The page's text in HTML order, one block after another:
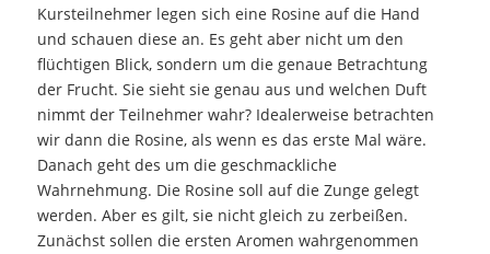
Kursteilnehmer legen sich eine Rosine auf die Hand
und schauen diese an. Es geht aber nicht um den
flüchtigen Blick, sondern um die genaue Betrachtung
der Frucht. Sie sieht sie genau aus und welchen Duft
nimmt der Teilnehmer wahr? Idealerweise betrachten
wir dann die Rosine, als wenn es das erste Mal wäre.
Danach geht des um die geschmackliche
Wahrnehmung. Die Rosine soll auf die Zunge gelegt
werden. Aber es gilt, sie nicht gleich zu zerbeißen.
Zunächst sollen die ersten Aromen wahrgenommen